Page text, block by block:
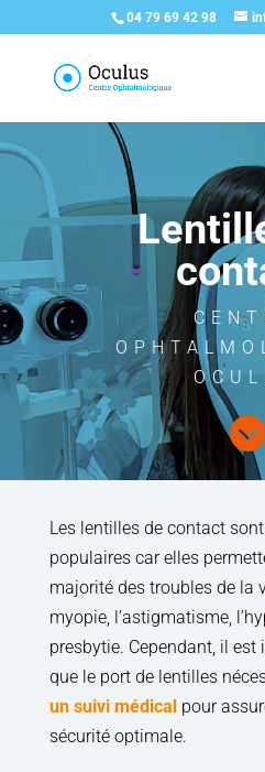
04 79 69 42 98

Les lentilles de contact
populaires car elles
majorité des troubles de la
myopie, l’astigmatisme,
presbytie. Cependant, il
que le port de lentilles
un suivi médicalpour
sécurité optimale.